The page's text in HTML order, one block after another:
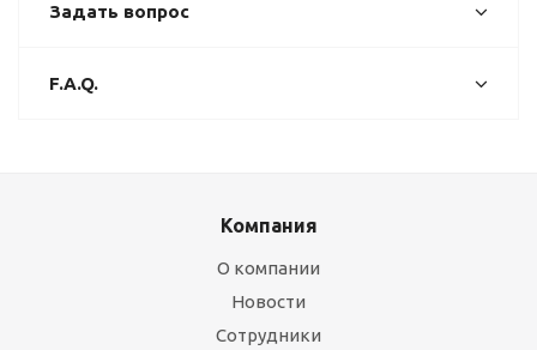
Задать вопрос
F.A.Q.
Компания
О компании
Новости
Сотрудники